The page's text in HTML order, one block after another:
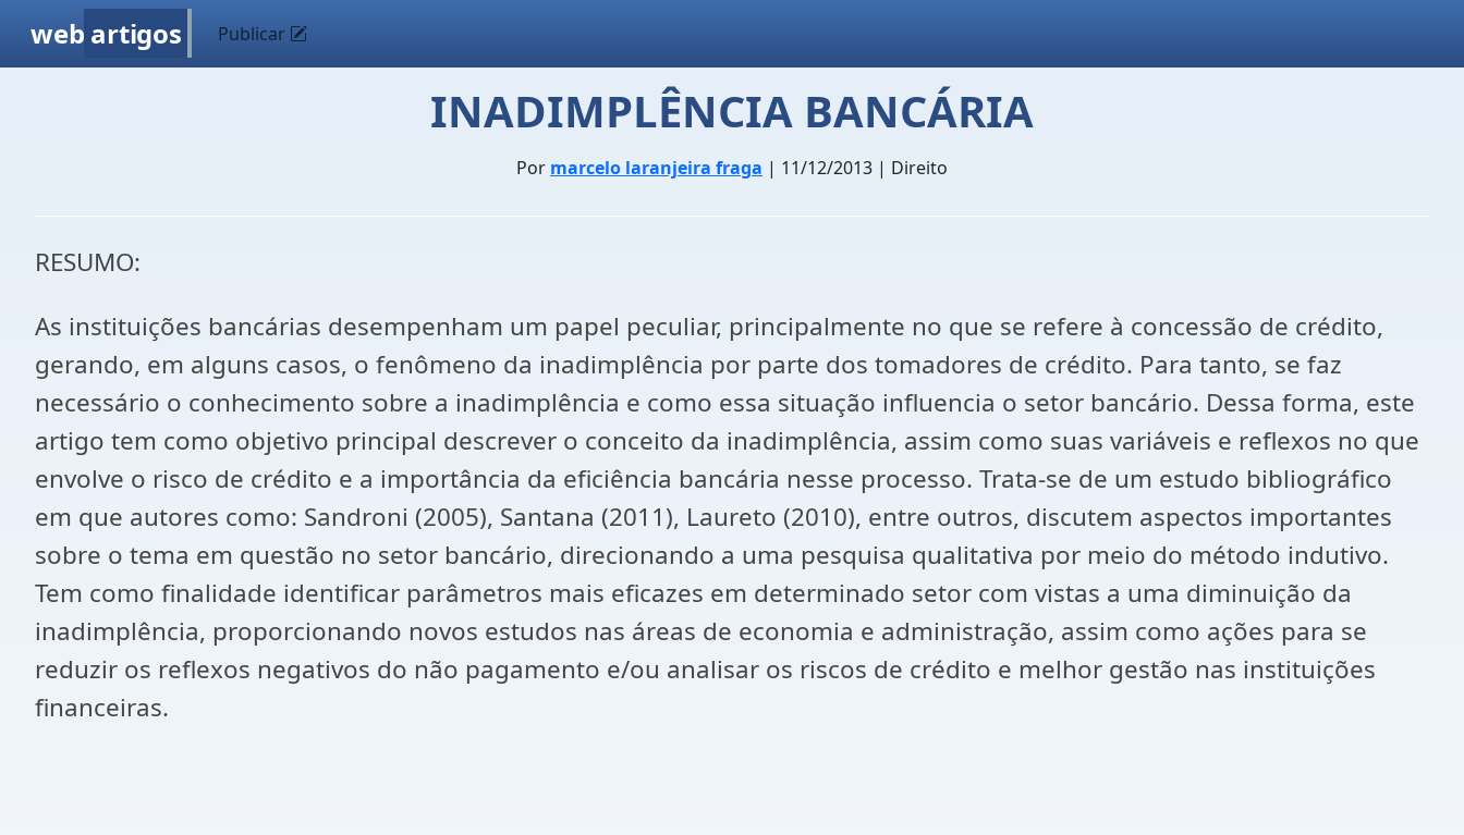
web artigos Publicar
INADIMPLÊNCIA BANCÁRIA
Por marcelo laranjeira fraga | 11/12/2013 | Direito
RESUMO:
As instituições bancárias desempenham um papel peculiar, principalmente no que se refere à concessão de crédito,
gerando, em alguns casos, o fenômeno da inadimplência por parte dos tomadores de crédito. Para tanto, se faz
necessário o conhecimento sobre a inadimplência e como essa situação influencia o setor bancário. Dessa forma, este
artigo tem como objetivo principal descrever o conceito da inadimplência, assim como suas variáveis e reflexos no que
envolve o risco de crédito e a importância da eficiência bancária nesse processo. Trata-se de um estudo bibliográfico
em que autores como: Sandroni (2005), Santana (2011), Laureto (2010), entre outros, discutem aspectos importantes
sobre o tema em questão no setor bancário, direcionando a uma pesquisa qualitativa por meio do método indutivo.
Tem como finalidade identificar parâmetros mais eficazes em determinado setor com vistas a uma diminuição da
inadimplência, proporcionando novos estudos nas áreas de economia e administração, assim como ações para se
reduzir os reflexos negativos do não pagamento e/ou analisar os riscos de crédito e melhor gestão nas instituições
financeiras.